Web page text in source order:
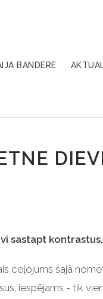
BANDERE
sastapt
ceļojums šajā
iespējams - tik